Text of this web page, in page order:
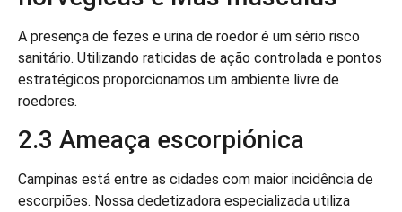
A presença de fezes e urina de roedor é um sério risco
sanitário. Utilizando raticidas de ação controlada e pontos
estratégicos proporcionamos um ambiente livre de
roedores.
2.3 Ameaça escorpiónica
Campinas está entre as cidades com maior incidência de
escorpiões. Nossa dedetizadora especializada utiliza